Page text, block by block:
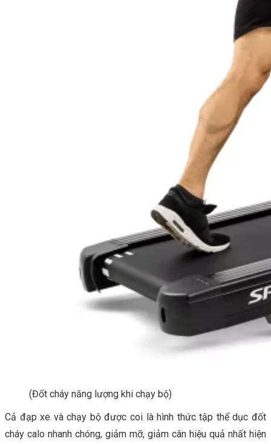
(Đốt cháy năng lượng khi chạy bộ)
Cả đạp xe và chạy bộ được coi là hình thức tập thể dục đốt
cháy calo nhanh chóng, giảm mỡ, giảm cân hiệu quả nhất hiện